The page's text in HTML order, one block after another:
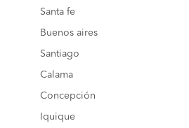
Santa fe
Buenos aires
Santiago
Calama
Concepción
Iquique